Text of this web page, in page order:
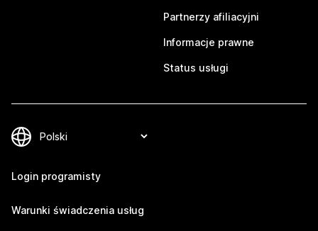
Partnerzy afiliacyjni
Informacje prawne
Status usługi
Login programisty
Warunki świadczenia usług